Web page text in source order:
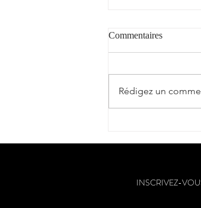
Commentaires
Rédigez un
INSCRIVEZ-